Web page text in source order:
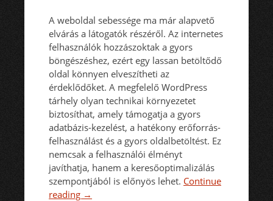
A weboldal sebessége ma már alapvető
elvárás a látogatók részéről. Az internetes
felhasználók hozzászoktak a gyors
böngészéshez, ezért egy lassan betöltődő
oldal könnyen elveszítheti az
érdeklődőket. A megfelelő WordPress
tárhely olyan technikai környezetet
biztosíthat, amely támogatja a gyors
adatbázis-kezelést, a hatékony erőforrás-
felhasználást és a gyors oldalbetöltést. Ez
nemcsak a felhasználói élményt
javíthatja, hanem a keresőoptimalizálás
szempontjából is előnyös lehet. Continue
reading →